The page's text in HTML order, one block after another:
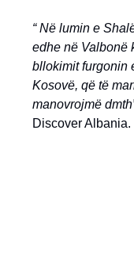
“ Në lumin e
edhe në Valbonë
bllokimit furgonin
Kosovë, që të
manovrojmë
Discover Albania.